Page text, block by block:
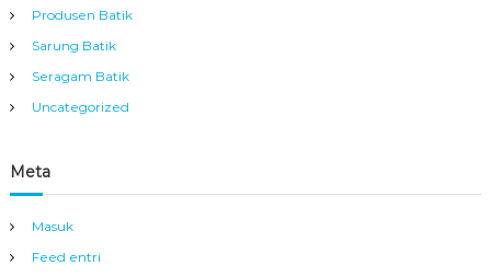
Produsen Batik
Sarung Batik
Seragam Batik
Uncategorized
Meta
Masuk
Feed entri